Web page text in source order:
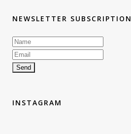
NEWSLETTER SUBSCRIPTION
INSTAGRAM